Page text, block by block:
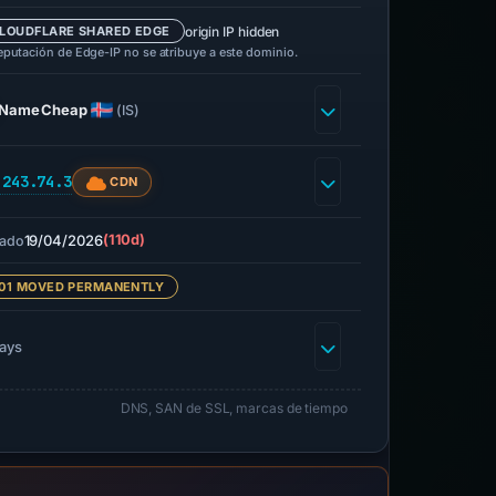
SHARED EDGE origin IP hidden
de Edge-IP no se atribuye a este dominio.
(IS)
CDN
19/04/2026(110d)
MOVED PERMANENTLY
DNS, SAN de SSL, marcas de tiempo